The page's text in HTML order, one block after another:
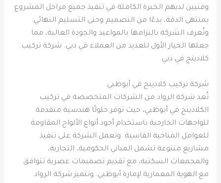
وفنيين لديهم الخبرة الكاملة في تنفيذ جميع مراحل المشروع
بمنتهى الدقة، بدءًا من التصميم وحتى التسليم النهائي.
وتُعرف الشركة بالتزامها بالمواعيد والجودة العالية، مما
جعلها الخيار الأول للعديد من العملاء في دبي. شركة تركيب
كلادينج في دبي
شركة تركيب كلادينج في أبوظبي
تُعد شركة الرواد من الشركات المتخصصة في تركيب
الكلادينج في أبوظبي، حيث توفر حلولًا هندسية متقدمة
للواجهات الخارجية باستخدام أجود أنواع الألواح المقاومة
للعوامل المناخية القاسية. وتعمل الشركة على تنفيذ
مشاريع متنوعة تشمل المباني الحكومية، التجارية،
والمجمعات السكنية، مع تقديم تصميمات عصرية تتوافق
مع الهوية المعمارية لإمارة أبوظبي. وتتميز شركة الرواد